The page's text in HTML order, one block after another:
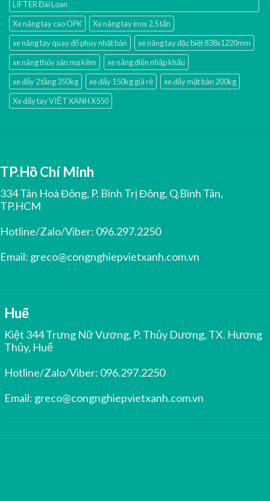
LIFTER Đài Loan
Xe nâng tay cao OPK
Xe nâng tay inox 2.5 tấn
xe nâng tay quay đổ phuy nhật bản
xe nâng tay đặc biệt 838x1220mm
xe nâng thủy sản mạ kẽm
xe nâng điện nhập khấu
xe đẩy 2 tầng 350kg
xe đẩy 150kg giá rẻ
xe đẩy mặt bàn 200kg
Xe đẩy tay VIỆT XANH X550
TP.Hồ Chí Minh
334 Tân Hoà Đông, P. Bình Trị Đông, Q.Bình Tân,
TP.HCM
Hotline/Zalo/Viber: 096.297.2250
Email: greco@congnghiepvietxanh.com.vn
Huế
Kiệt 344 Trưng Nữ Vương, P. Thủy Dương, TX. Hương
Thủy, Huế
Hotline/Zalo/Viber: 096.297.2250
Email: greco@congnghiepvietxanh.com.vn